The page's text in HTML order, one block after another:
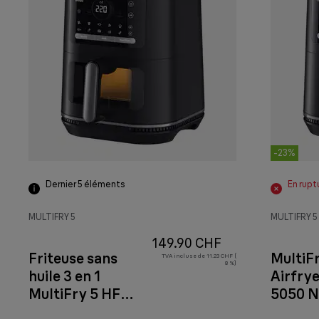
Dernier 5 éléments
MULTIFRY 5
Friteuse sans
huile 3 en 1
MultiFry 5 HF
149.90 CHF
TVA incluse de 11.23 CHF (
8 %)
-23%
En
MULTIFRY 5
5050